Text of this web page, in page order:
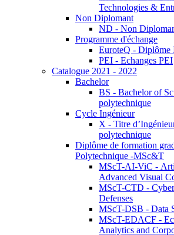
Technologies &
Non Diplomant
ND - Non
Programme d'échange
EuroteQ - Diplôme
PEI - Echanges PEI
Catalogue 2021 - 2022
Bachelor
BS - Bachelor of
polytechnique
Cycle Ingénieur
X - Titre
polytechnique
Diplôme de formation
Polytechnique -MSc&T
MScT-AI-ViC -
Advanced Visual
MScT-CTD -
Defenses
MScT-DSB - Data
MScT-EDACF -
Analytics and